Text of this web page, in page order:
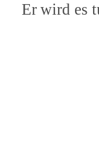
Er wird es